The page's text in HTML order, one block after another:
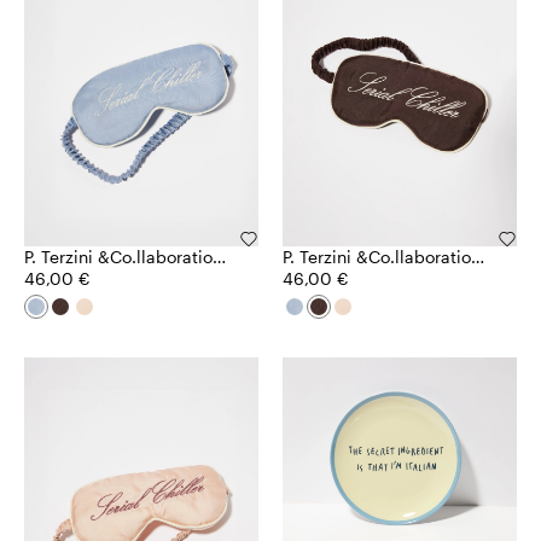
P. Terzini &Co.llaboration
Augenmaske
46,00 €
P. Terzini &Co.llaboration
Augenmaske
46,00 €